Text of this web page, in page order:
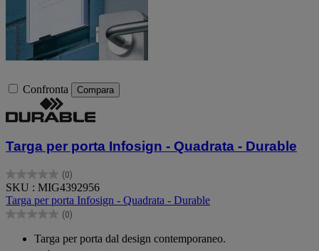
Confronta Compara
Targa per porta Infosign - Quadrata - Durable
(0)
0.0
su
5
stelle.
SKU : MIG4392956
Targa per porta Infosign - Quadrata - Durable
(0)
0.0
Targa per porta dal design contemporaneo.